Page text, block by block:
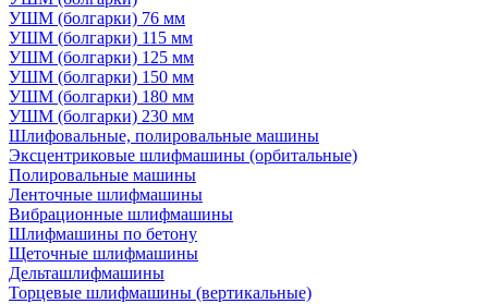
УШМ (болгарки) 76 мм
УШМ (болгарки) 115 мм
УШМ (болгарки) 125 мм
УШМ (болгарки) 150 мм
УШМ (болгарки) 180 мм
УШМ (болгарки) 230 мм
Шлифовальные, полировальные машины
Эксцентриковые шлифмашины (орбитальные)
Полировальные машины
Ленточные шлифмашины
Вибрационные шлифмашины
Шлифмашины по бетону
Щеточные шлифмашины
Дельташлифмашины
Торцевые шлифмашины (вертикальные)